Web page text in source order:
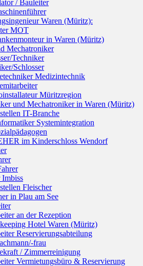
/ Bauleiter
Waren (Müritz):
MOT
in Waren (Müritz)
Mechatroniker
Techniker
Schlosser
Medizintechnik
Müritzregion
und Mechatroniker in Waren (Müritz)
IT-Branche
Systemintegration
im Kinderschloss Wendorf
Imbiss
Fleischer
in Plau am See
an der Rezeption
Hotel Waren (Müritz)
Reservierungsabteilung
frau
/ Zimmerreinigung
Vermietungsbüro & Reservierung